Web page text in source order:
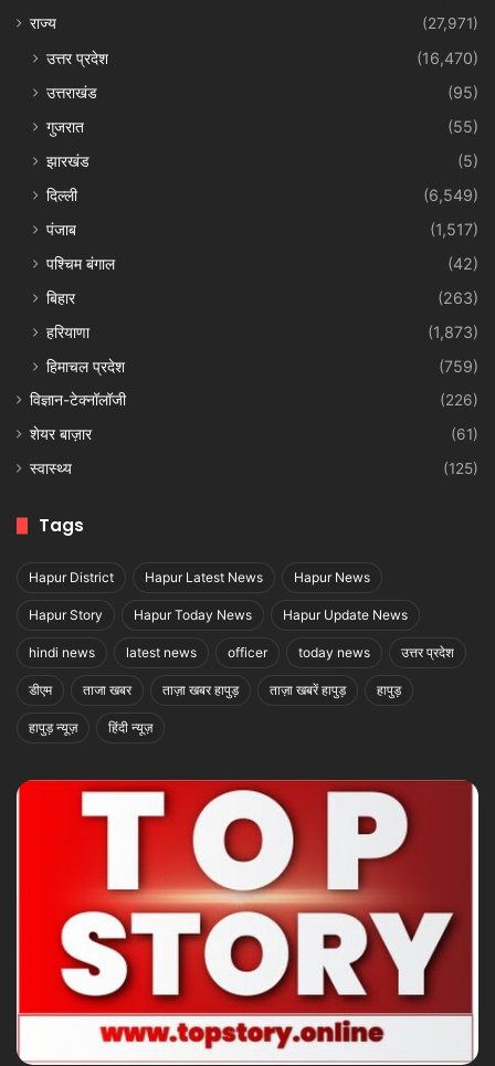
राज्य
(27,971)
उत्तर प्रदेश
(16,470)
उत्तराखंड
(95)
गुजरात
(55)
झारखंड
(5)
दिल्ली
(6,549)
पंजाब
(1,517)
पश्चिम बंगाल
(42)
बिहार
(263)
हरियाणा
(1,873)
हिमाचल प्रदेश
(759)
विज्ञान-टेक्नॉलॉजी
(226)
शेयर बाज़ार
(61)
स्वास्थ्य
(125)
Tags
Hapur District Hapur Latest News Hapur News
Hapur Story Hapur Today News Hapur Update News
hindi news latest news officer today news उत्तर प्रदेश
डीएम ताजा खबर ताज़ा खबर हापुड़ ताज़ा खबरें हापुड़ हापुड़
हापुड़ न्यूज़ हिंदी न्यूज़